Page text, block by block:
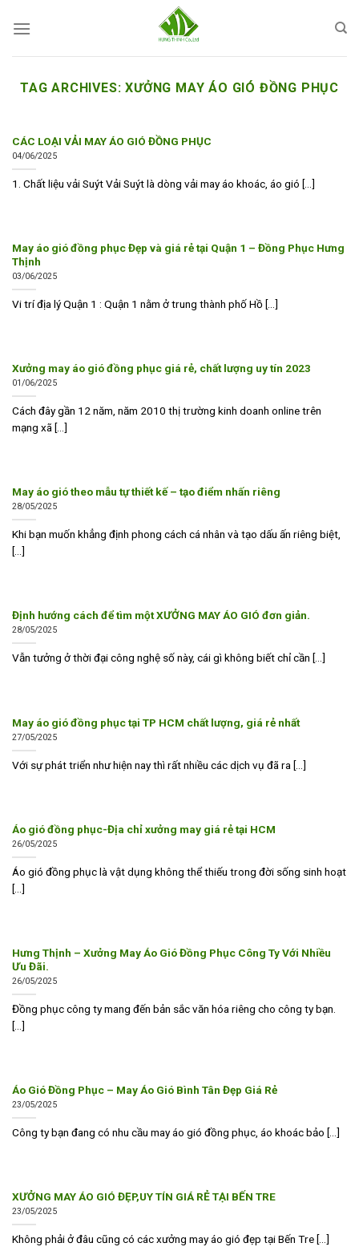
TAG ARCHIVES:XƯỞNG MAY ÁO GIÓ ĐỒNG PHỤC
CÁC LOẠI VẢI MAY ÁO GIÓ ĐỒNG PHỤC
04/06/2025
1. Chất liệu vải Suýt Vải Suýt là dòng vải may áo khoác, áo gió [...]
May áo gió đồng phục Đẹp và giá rẻ tại Quận 1 – Đồng Phục Hưng
Thịnh
03/06/2025
Vi trí địa lý Quận 1 : Quận 1 nằm ở trung thành phố Hồ [...]
Xưởng may áo gió đồng phục giá rẻ, chất lượng uy tín 2023
01/06/2025
Cách đây gần 12 năm, năm 2010 thị trường kinh doanh online trên
mạng xã [...]
May áo gió theo mẫu tự thiết kế – tạo điểm nhấn riêng
28/05/2025
Khi bạn muốn khẳng định phong cách cá nhân và tạo dấu ấn riêng biệt,
[...]
Định hướng cách để tìm một XƯỞNG MAY ÁO GIÓ đơn giản.
28/05/2025
Vẫn tưởng ở thời đại công nghệ số này, cái gì không biết chỉ cần [...]
May áo gió đồng phục tại TP HCM chất lượng, giá rẻ nhất
27/05/2025
Với sự phát triển như hiện nay thì rất nhiều các dịch vụ đã ra [...]
Áo gió đồng phục-Địa chỉ xưởng may giá rẻ tại HCM
26/05/2025
Áo gió đồng phục là vật dụng không thể thiếu trong đời sống sinh hoạt
[...]
Hưng Thịnh – Xưởng May Áo Gió Đồng Phục Công Ty Với Nhiều
Ưu Đãi.
26/05/2025
Đồng phục công ty mang đến bản sắc văn hóa riêng cho công ty bạn.
[...]
Áo Gió Đồng Phục – May Áo Gió Bình Tân Đẹp Giá Rẻ
23/05/2025
Công ty bạn đang có nhu cầu may áo gió đồng phục, áo khoác bảo [...]
XƯỞNG MAY ÁO GIÓ ĐẸP,UY TÍN GIÁ RẺ TẠI BẾN TRE
23/05/2025
Không phải ở đâu cũng có các xưởng may áo gió đẹp tại Bến Tre [...]